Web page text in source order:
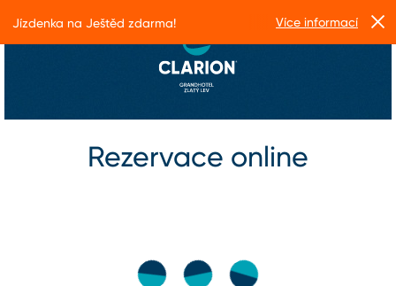
Rezervace online
Jízdenka na Ještěd zdarma! Více informací